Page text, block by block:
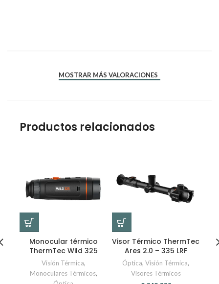
MOSTRAR MÁS VALORACIONES
Productos relacionados
Monocular térmico
ThermTec Wild 325
Visión Térmica,
Monoculares Térmicos,
Visor Térmico ThermTec
Ares 2.0 – 335 LRF
Óptica, Visión Térmica,
Visores Térmicos